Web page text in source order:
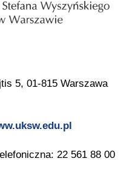
5, 01-815 Warszawa
22 561 88 00